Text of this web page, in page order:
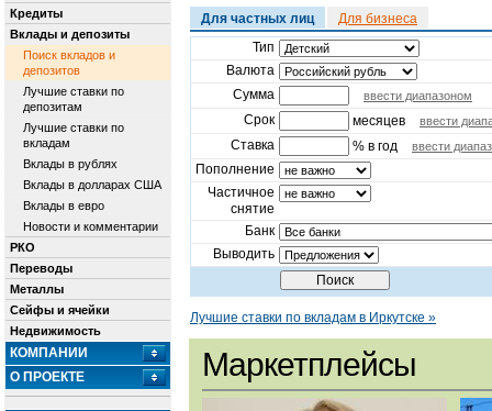
Кредиты
Вклады и депозиты
Поиск вкладов и
депозитов
Лучшие ставки по
депозитам
Лучшие ставки по
вкладам
Вклады в рублях
Вклады в долларах США
Вклады в евро
Новости и комментарии
РКО
Переводы
Металлы
Сейфы и ячейки
Недвижимость
КОМПАНИИ
О ПРОЕКТЕ
Для частных лиц
Для бизнеса
Тип
Валюта
Сумма
ввести диапазоном
Срок месяцев ввести
Ставка % в год ввести
Пополнение
Частичное
снятие
Банк
Выводить
Лучшие ставки по вкладам в Иркутске »
Маркетплейсы